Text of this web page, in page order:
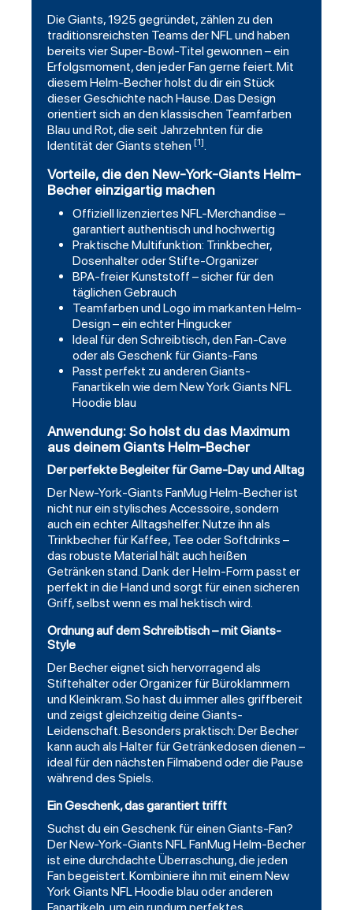
Die Giants, 1925 gegründet, zählen zu den
traditionsreichsten Teams der NFL und haben
bereits vier Super-Bowl-Titel gewonnen – ein
Erfolgsmoment, den jeder Fan gerne feiert. Mit
diesem Helm-Becher holst du dir ein Stück
dieser Geschichte nach Hause. Das Design
orientiert sich an den klassischen Teamfarben
Blau und Rot, die seit Jahrzehnten für die
Identität der Giants stehen [1].
Vorteile, die den New-York-Giants Helm-
Becher einzigartig machen
Offiziell lizenziertes NFL-Merchandise –
garantiert authentisch und hochwertig
Praktische Multifunktion: Trinkbecher,
Dosenhalter oder Stifte-Organizer
BPA-freier Kunststoff – sicher für den
täglichen Gebrauch
Teamfarben und Logo im markanten Helm-
Design – ein echter Hingucker
Ideal für den Schreibtisch, den Fan-Cave
oder als Geschenk für Giants-Fans
Passt perfekt zu anderen Giants-
Fanartikeln wie dem New York Giants NFL
Hoodie blau
Anwendung: So holst du das Maximum
aus deinem Giants Helm-Becher
Der perfekte Begleiter für Game-Day und Alltag
Der New-York-Giants FanMug Helm-Becher ist
nicht nur ein stylisches Accessoire, sondern
auch ein echter Alltagshelfer. Nutze ihn als
Trinkbecher für Kaffee, Tee oder Softdrinks –
das robuste Material hält auch heißen
Getränken stand. Dank der Helm-Form passt er
perfekt in die Hand und sorgt für einen sicheren
Griff, selbst wenn es mal hektisch wird.
Ordnung auf dem Schreibtisch – mit Giants-
Style
Der Becher eignet sich hervorragend als
Stiftehalter oder Organizer für Büroklammern
und Kleinkram. So hast du immer alles griffbereit
und zeigst gleichzeitig deine Giants-
Leidenschaft. Besonders praktisch: Der Becher
kann auch als Halter für Getränkedosen dienen –
ideal für den nächsten Filmabend oder die Pause
während des Spiels.
Ein Geschenk, das garantiert trifft
Suchst du ein Geschenk für einen Giants-Fan?
Der New-York-Giants NFL FanMug Helm-Becher
ist eine durchdachte Überraschung, die jeden
Fan begeistert. Kombiniere ihn mit einem New
York Giants NFL Hoodie blau oder anderen